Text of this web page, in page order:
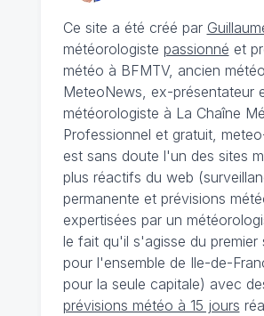
Ce site a été créé par
météorologiste passionné et
météo à BFMTV, ancien
MeteoNews, ex-présentateur
météorologiste à La Chaîne
Professionnel et gratuit,
est sans doute l'un des sites
plus réactifs du web
permanente et prévisions
expertisées par un
le fait qu'il s'agisse du premier
pour l'ensemble de Ile-de-
pour la seule capitale) avec
prévisions météo à 15 jours